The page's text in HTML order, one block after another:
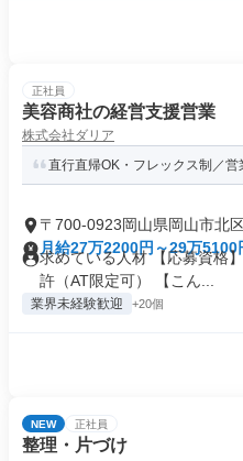
正社員
美容商社の経営支援営業
株式会社ダリア
直行直帰OK・フレックス制／
〒700-0923岡山県岡山市北
月給27万2200円～29万5100
求めている人材 【応募資格
許（AT限定可） 【こん...
業界未経験歓迎 +20個
NEW 正社員
整理・片づけ